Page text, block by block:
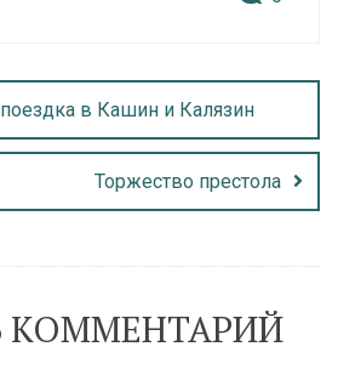
в Кашин и Калязин
Торжество престола
КОММЕНТАРИЙ